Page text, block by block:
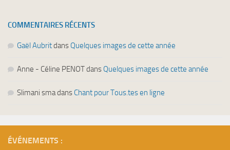
COMMENTAIRES RÉCENTS
Gaël Aubritdans Quelques images de cette année
Anne - Céline PENOTdans Quelques images de cette année
Slimani smadans Chant pour Tous.tes en ligne
ÉVÉNEMENTS :